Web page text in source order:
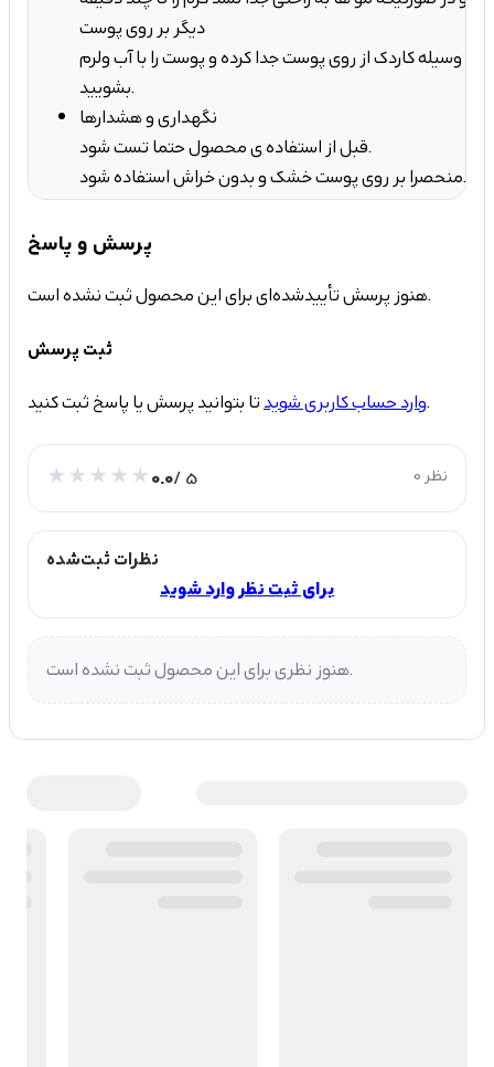
دیگر بر روی پوست
به وسیله کاردک از روی پوست جدا کرده و پوست را با آب ولرم
بشویید.
نگهداری و هشدارها
قبل از استفاده ی محصول حتما تست شود.
منحصرا بر روی پوست خشک و بدون خراش استفاده شود.
پرسش و پاسخ
هنوز پرسش تأییدشده‌ای برای این محصول ثبت نشده است.
ثبت پرسش
وارد حساب کاربری شویدتا بتوانید پرسش یا پاسخ ثبت کنید.
0.0/ 5 0 نظر
نظرات ثبت‌شده
برای ثبت نظر وارد شوید
هنوز نظری برای این محصول ثبت نشده است.